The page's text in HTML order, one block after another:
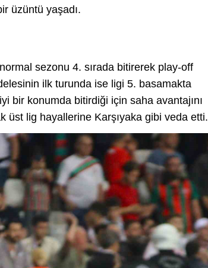
üzüntü yaşadı.
sezonu 4. sırada bitirerek play-off
ilk turunda ise ligi 5. basamakta
bir konumda bitirdiği için saha avantajını
üst lig hayallerine Karşıyaka gibi veda etti.